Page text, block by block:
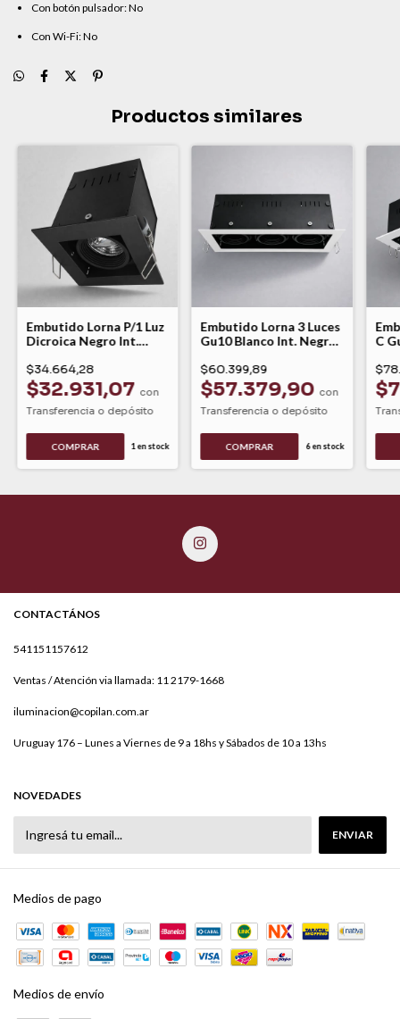
Con botón pulsador: No
Con Wi-Fi: No
Productos similares
Embutido Lorna P/1 Luz
Dicroica Negro Int.
$34.664,28
$32.931,07 con
Transferencia o depósito
COMPRAR 1 en stock
Embutido Lorna 3 Luces
Gu10 Blanco Int. Negro
$60.399,89
$57.379,90 con
Transferencia o depósito
COMPRAR 6en stock
C
CONTACTÁNOS
541151157612
Ventas / Atención via llamada: 11 2179-1668
iluminacion@copilan.com.ar
Uruguay 176 – Lunes a Viernes de 9 a 18hs y Sábados de 10 a 13hs
NOVEDADES
Medios de pago
Medios de envío